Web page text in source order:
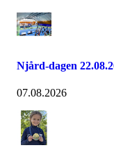
Njård-dagen
07.08.2026